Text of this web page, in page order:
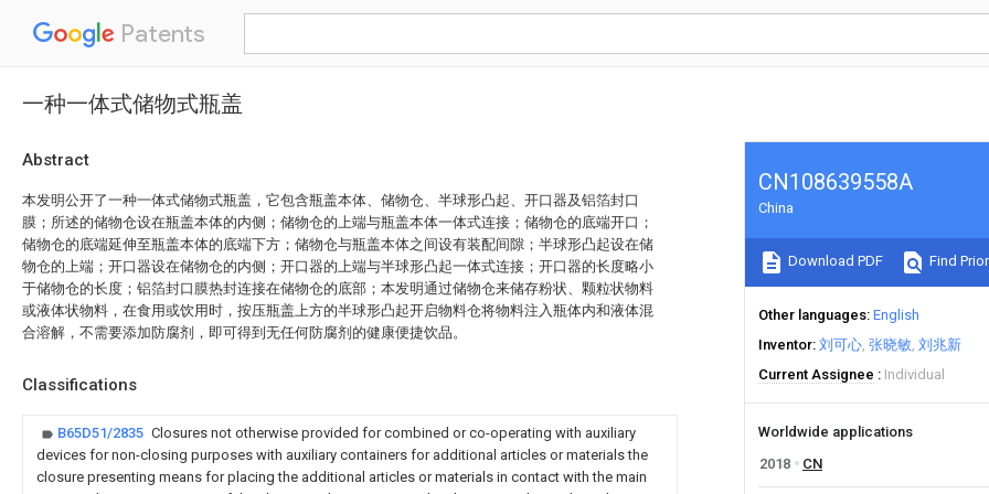
Patents
一种一体式储物式瓶盖
Abstract
本发明公开了一种一体式储物式瓶盖，它包含瓶盖本体、储物仓、半球形凸起、开口器及铝箔封口
膜；所述的储物仓设在瓶盖本体的内侧；储物仓的上端与瓶盖本体一体式连接；储物仓的底端开口；
储物仓的底端延伸至瓶盖本体的底端下方；储物仓与瓶盖本体之间设有装配间隙；半球形凸起设在储
物仓的上端；开口器设在储物仓的内侧；开口器的上端与半球形凸起一体式连接；开口器的长度略小
于储物仓的长度；铝箔封口膜热封连接在储物仓的底部；本发明通过储物仓来储存粉状、颗粒状物料
或液体状物料，在食用或饮用时，按压瓶盖上方的半球形凸起开启物料仓将物料注入瓶体内和液体混
合溶解，不需要添加防腐剂，即可得到无任何防腐剂的健康便捷饮品。
Classifications
B65D51/2835 Closures not otherwise provided for combined or co-operating with auxiliary
devices for non-closing purposes with auxiliary containers for additional articles or materials the
closure presenting means for placing the additional articles or materials in contact with the main
CN108639558A
China
Download PDF Find
Other languages English
Inventor 刘可心 张晓敏 刘兆新
Current Assignee
Individual
Worldwide applications
2018
CN